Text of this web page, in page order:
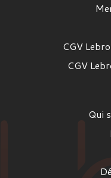
CGV
CGV
Qui